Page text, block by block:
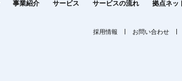
事業紹介 サービス サービスの流れ 拠点ネッ
採用情報 お問い合わせ